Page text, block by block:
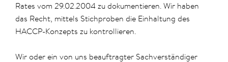
Rates vom 29.02.2004 zu dokumentieren. Wir haben
das Recht, mittels Stichproben die Einhaltung des
HACCP-Konzepts zu kontrollieren.
Wir oder ein von uns beauftragter Sachverständiger